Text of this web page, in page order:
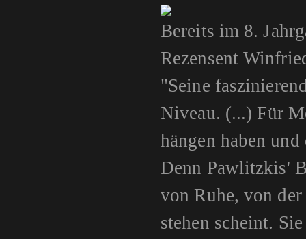
Bereits im 8.
Rezensent
"Seine
Niveau. (...) Für
hängen haben
Denn Pawlitzkis'
von Ruhe, von
stehen scheint.